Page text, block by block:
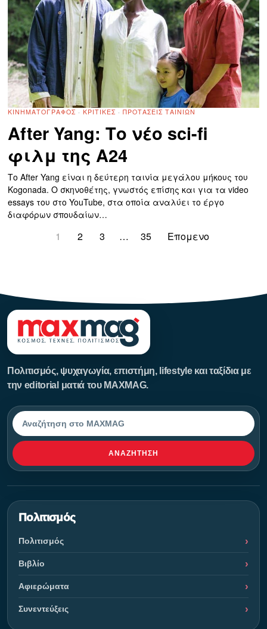
ΚΙΝΗΜΑΤΟΓΡΆΦΟΣ · ΚΡΙΤΙΚΈΣ · ΠΡΟΤΆΣΕΙΣ ΤΑΙΝΙΏΝ
After Yang: Το νέο sci-fi
φιλμ της A24
Το After Yang είναι η δεύτερη ταινία μεγάλου μήκους του
Kogonada. Ο σκηνοθέτης, γνωστός επίσης και για τα video
essays του στο YouTube, στα οποία αναλύει το έργο
διαφόρων σπουδαίων…
1 2 3 … 35 Επομενο
Πολιτισμός, ψυχαγωγία, επιστήμη, lifestyle και ταξίδια με
την editorial ματιά του MAXMAG.
Αναζήτηση
ΑΝΑΖΉΤΗΣΗ
Πολιτισμός
Πολιτισμός
Βιβλίο
Αφιερώματα
Συνεντεύξεις